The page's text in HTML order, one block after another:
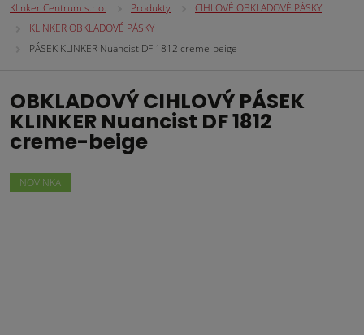
Klinker Centrum s.r.o. Produkty
CIHLOVÉ OBKLADOVÉ PÁSKY
KLINKER OBKLADOVÉ PÁSKY
PÁSEK KLINKER Nuancist DF 1812 creme-beige
OBKLADOVÝ CIHLOVÝ PÁSEK
KLINKER Nuancist DF 1812
creme-beige
NOVINKA